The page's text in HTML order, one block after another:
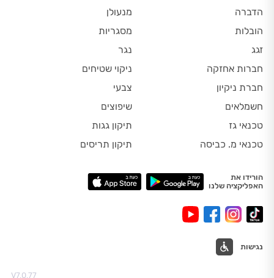
הדברה
הובלות
זגג
חברות אחזקה
חברת ניקיון
חשמלאים
טכנאי גז
טכנאי מ. כביסה
מנעולן
מסגריות
נגר
ניקוי שטיחים
צבעי
שיפוצים
תיקון גגות
תיקון תריסים
הורידו את
האפליקציה שלנו
נגישות
V7.0.77